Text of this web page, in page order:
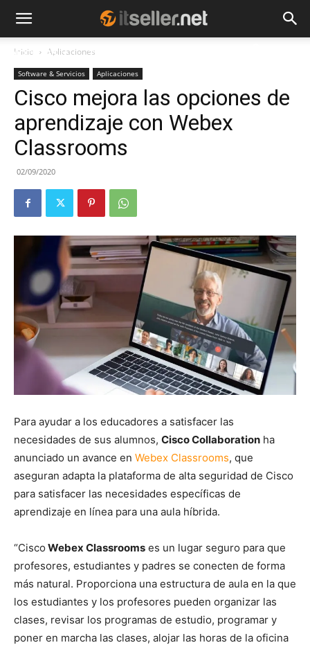
NOTICIAS TENDENCIAS
Inicio Aplicaciones
Software & Servicios Aplicaciones
Cisco mejora las opciones de
aprendizaje con Webex
Classrooms
02/09/2020
Para ayudar a los educadores a satisfacer las
necesidades de sus alumnos, Cisco Collaboration ha
anunciado un avance en Webex Classrooms, que
aseguran adapta la plataforma de alta seguridad de Cisco
para satisfacer las necesidades específicas de
aprendizaje en línea para una aula híbrida.
“Cisco Webex Classrooms es un lugar seguro para que
profesores, estudiantes y padres se conecten de forma
más natural. Proporciona una estructura de aula en la que
los estudiantes y los profesores pueden organizar las
clases, revisar los programas de estudio, programar y
poner en marcha las clases, alojar las horas de la oficina